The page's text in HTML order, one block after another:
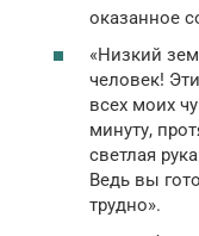
оказанное
«Низкий
человек!
всех моих
минуту,
светлая
Ведь вы
трудно».